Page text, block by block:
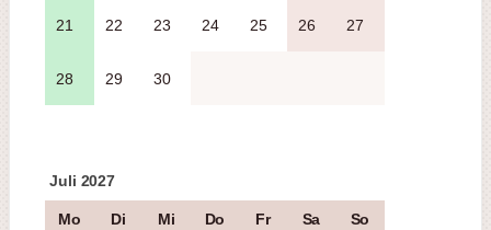
21 22 23 24 25 26 27
28 29 30
Juli 2027
Mo Di Mi Do Fr Sa So